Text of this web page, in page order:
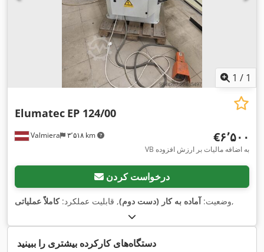
1 / 1
Valmiera ۳٬۵۱۸ km
Elumatec EP 124/00
‎€۶٬۵۰۰
VB به اضافه مالیات بر ارزش افزوده
درخواست کردن
وضعیت: آماده به کار (دست دوم), قابلیت عملکرد:کاملاً عملیاتی ,
دستگاه‌های کارکرده بیشتری را ببینید